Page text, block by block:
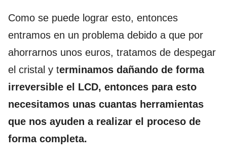
Como se puede lograr esto, entonces
entramos en un problema debido a que por
ahorrarnos unos euros, tratamos de despegar
el cristal y terminamos dañando de forma
irreversible el LCD, entonces para esto
necesitamos unas cuantas herramientas
que nos ayuden a realizar el proceso de
forma completa.